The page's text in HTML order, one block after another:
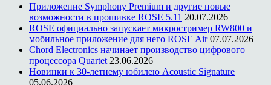
Приложение Symphony Premium и другие новые
возможности в прошивке ROSE 5.11 20.07.2026
ROSE официально запускает микростример RW800 и
мобильное приложение для него ROSE Air 07.07.2026
Chord Electronics начинает производство цифрового
процессора Quartet 23.06.2026
Новинки к 30-летнему юбилею Acoustic Signature
05.06.2026